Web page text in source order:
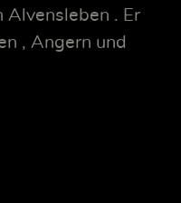
Alvensleben . Er
, Angern und